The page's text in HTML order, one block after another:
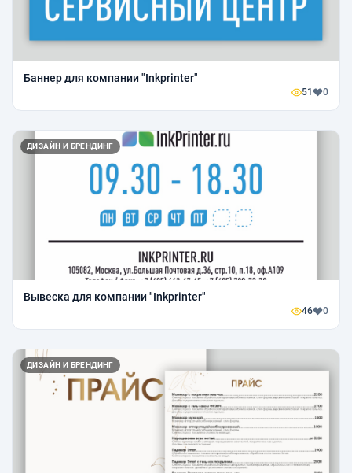
Баннер для компании "Inkprinter"
51 0
ДИЗАЙН И БРЕНДИНГ
Вывеска для компании "Inkprinter"
46 0
ДИЗАЙН И БРЕНДИНГ